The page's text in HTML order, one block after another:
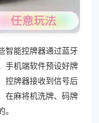
智能控牌器通过蓝牙
手机端软件预设好牌
控牌器接收到信号后
在麻将机洗牌、码牌